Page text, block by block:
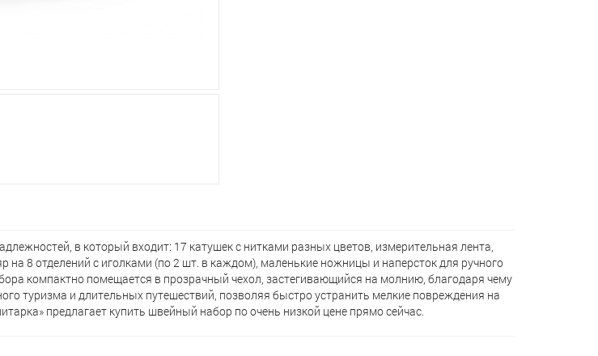
в который входит: 17 катушек с нитками разных цветов, измерительная лента,
на 8 отделений с иголками (по 2 шт. в каждом), маленькие ножницы и наперсток для ручного
компактно помещается в прозрачный чехол, застегивающийся на молнию, благодаря чему
туризма и длительных путешествий, позволяя быстро устранить мелкие повреждения на
предлагает кyпить швейный набор по очень низкой цене прямо сейчас.